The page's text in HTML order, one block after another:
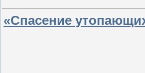
«Спасение